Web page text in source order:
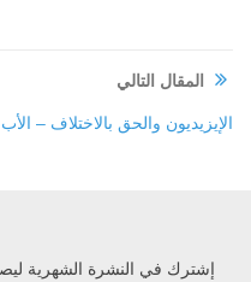
المقال التالي
الإيزيديون والحق بالاختلاف –
إشترك في النشرة الشهرية